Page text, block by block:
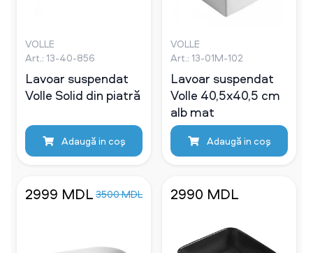
VOLLE
Art.: 13-40-856
Lavoar suspendat
Volle Solid din piatră
Adaugă in coş
VOLLE
Art.: 13-01M-102
Lavoar suspendat
Volle 40,5x40,5 cm
alb mat
Adaugă in coş
2999 MDL 3500 MDL 2990 MDL